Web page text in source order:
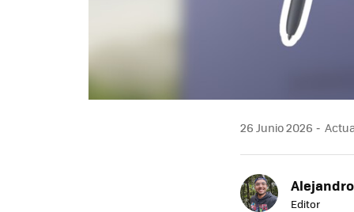
26 Junio 2026
Editor